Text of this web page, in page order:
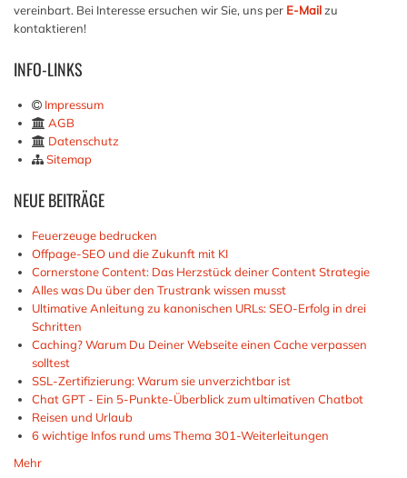
vereinbart. Bei Interesse ersuchen wir Sie, uns per E-Mailzu
kontaktieren!
INFO-LINKS
Impressum
AGB
Datenschutz
Sitemap
NEUEBEITRÄGE
Feuerzeuge bedrucken
Offpage-SEO und die Zukunft mit KI
Cornerstone Content: Das Herzstück deiner Content Strategie
Alles was Du über den Trustrank wissen musst
Ultimative Anleitung zu kanonischen URLs: SEO-Erfolg in drei
Schritten
Caching? Warum Du Deiner Webseite einen Cache verpassen
solltest
SSL-Zertifizierung: Warum sie unverzichtbar ist
Chat GPT - Ein 5-Punkte-Überblick zum ultimativen Chatbot
Reisen und Urlaub
6 wichtige Infos rund ums Thema 301-Weiterleitungen
Mehr